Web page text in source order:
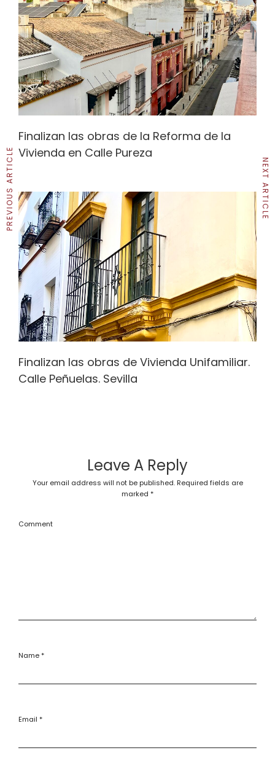
Finalizan las obras de la Reforma de la
Vivienda en Calle Pureza
Finalizan las obras de Vivienda Unifamiliar.
Calle Peñuelas. Sevilla
Leave A Reply
Your email address will not be published. Required fields are
marked *
Comment
Name*
Email *
PREVIOUS ARTICLE NEXT ARTICLE